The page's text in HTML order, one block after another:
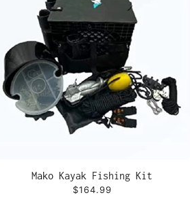
Mako Kayak Fishing Kit
$164.99